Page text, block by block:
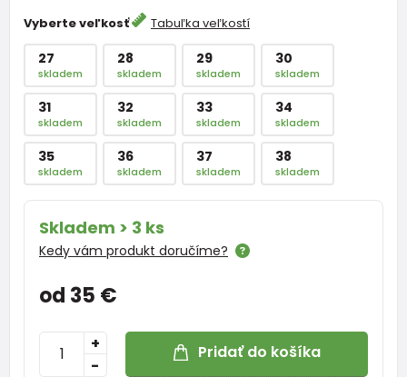
Vyberte veľkosť Tabuľka veľkostí
27
skladem
28
skladem
29
skladem
30
skladem
31
skladem
32
skladem
33
skladem
34
skladem
35
skladem
36
skladem
37
skladem
38
skladem
Skladem > 3 ks
Kedy vám produkt doručíme?
od 35 €
-
+ Pridať do košíka